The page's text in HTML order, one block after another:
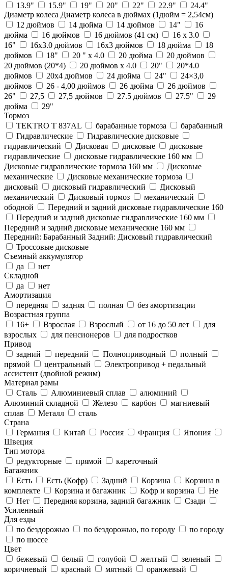
13.9"
15.9" 19" 20" 22" 22.9"
24.4"
Диаметр колеса Диаметр колеса в дюймах (1дюйм = 2,54см)
12 дюймов
14 дюйма 14 дюймов 14"
16
дюйма
16 дюймов 16 дюймов (41 см)
16 х 3.0
16"
16x3.0 дюймов 16х3 дюймов 18 дюйма
18
дюймов
18" 20 " x 4.0 20 дюйма
20 дюймов
20 дюймов (20*4)
20 дюймов х 4.0 20"
20*4.0
дюймов
20x4 дюймов 24 дюйма 24"
24×3,0
дюймов
26 - 4,00 дюймов 26 дюйма
26 дюймов
26"
27,5 27,5 дюймов 27.5 дюймов 27.5"
29
дюйма
29"
Тормоз
TEKTRO T 837AL
барабанные тормоза
барабанный
Гидравлические
Гидравлические дисковые
гидравлический
Дисковая дисковые
дисковые
гидравлические
дисковые гидравлические 160 мм
Дисковые гидравлические тормоза 160 мм
Дисковые
механические
Дисковые механические тормоза
дисковый
дисковый гидравлический
Дисковый
механический
Дисковый тормоз
механический
ободной
Передний и задний дисковые гидравлические 160
Передний и задний дисковые гидравлические 160 мм
Передний и задний дисковые механические 160 мм
Передний: Барабанный Задний: Дисковый гидравлический
Троссовые дисковые
Съемный аккумулятор
да
нет
Складной
да
нет
Амортизация
передняя
задняя полная
без амортизации
Возрастная группа
16+
Взрослая Взрослый от 16 до 50 лет
для
взрослых
для пенсионеров
для подростков
Привод
задний
передний Полноприводный
полный
прямой
центральный
Электропривод + педальный
ассистент (двойной режим)
Материал рамы
Cталь
Алюминиевый сплав
алюминий
Алюминий складной
Железо карбон
магниевый
сплав
Металл
сталь
Страна
Германия
Китай Россия Франция
Япония
Швеция
Тип мотора
редукторные
прямой
кареточный
Багажник
Есть
Есть (Кофр) Задний Корзина
Корзина в
комплекте
Корзина и багажник Кофр и корзина
Не
Нет
Передняя корзина, задний багажник
Сзади
Усиленный
Для езды
по бездорожью
по бездорожью, по городу
по городу
по шоссе
Цвет
бежевый
белый голубой желтый
зеленый
коричневый
красный мятный
оранжевый